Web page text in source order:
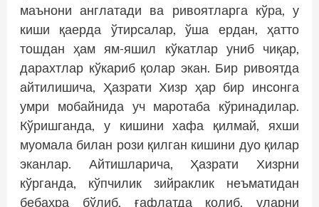
маънони англатади ва ривоятларга кўра, у
киши қаерда ўтирсалар, ўша ердан, ҳатто
тошдан ҳам ям-яшил кўкатлар униб чиқар,
дарахтлар кўкариб қолар экан. Бир ривоятда
айтилишича, Ҳазрати Хизр ҳар бир инсонга
умри мобайнида уч маротаба кўринадилар.
Кўришганда, у кишини хафа қилмай, яхши
муомала билан рози қилган кишини дуо қилар
эканлар. Айтишларича, Ҳазрати Хизрни
кўрганда, кўпчилик зийраклик неъматидан
бебаҳра бўлиб, ғафлатда қолиб, уларни